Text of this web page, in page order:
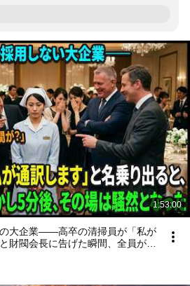
1:53:00
大企業――高卒の清掃員が「私が
財閥会長に告げた瞬間、全員が嘲
、その場は静まり返った。#動
物語 #家族の物語